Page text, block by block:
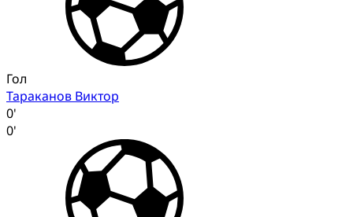
Гол
Тараканов Виктор
0'
0'